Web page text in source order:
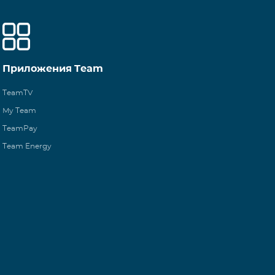
Приложения Team
TeamTV
My Team
TeamPay
Team Energy